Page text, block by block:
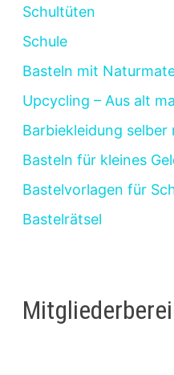
Schultüten
Schule
Basteln mit
Upcycling – Aus alt
Barbiekleidung selber
Basteln für kleines
Bastelvorlagen für
Bastelrätsel